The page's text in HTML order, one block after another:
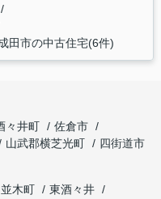
田市の中古住宅(6件)
々井町
佐倉市
山武郡横芝光町
四街道市
並木町
東酒々井